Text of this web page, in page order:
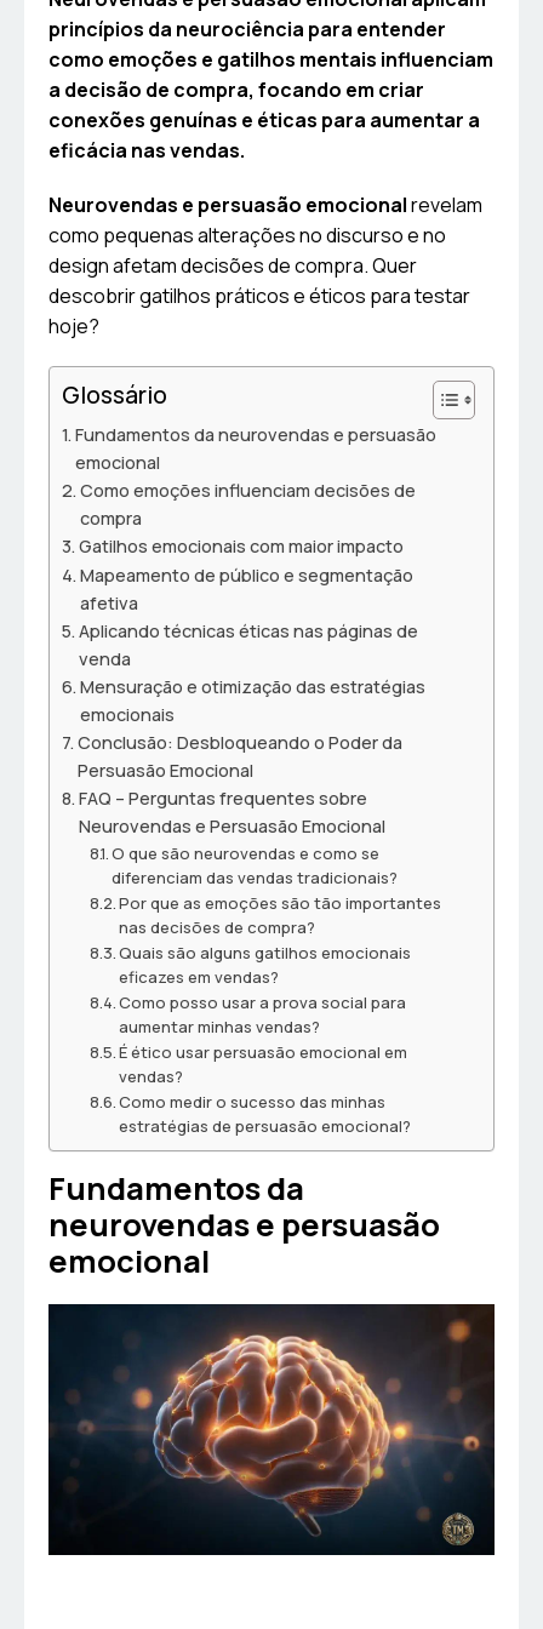
princípios da neurociência para entender
como emoções e gatilhos mentais influenciam
a decisão de compra, focando em criar
conexões genuínas e éticas para aumentar a
eficácia nas vendas.
Neurovendas e persuasão emocionalrevelam
como pequenas alterações no discurso e no
design afetam decisões de compra. Quer
descobrir gatilhos práticos e éticos para testar
hoje?
Glossário
Fundamentos da neurovendas e persuasão
emocional
Como emoções influenciam decisões de
compra
Gatilhos emocionais com maior impacto
Mapeamento de público e segmentação
afetiva
Aplicando técnicas éticas nas páginas de
venda
Mensuração e otimização das estratégias
emocionais
Conclusão: Desbloqueando o Poder da
Persuasão Emocional
FAQ – Perguntas frequentes sobre
Neurovendas e Persuasão Emocional
O que são neurovendas e como se
diferenciam das vendas tradicionais?
Por que as emoções são tão importantes
nas decisões de compra?
Quais são alguns gatilhos emocionais
eficazes em vendas?
Como posso usar a prova social para
aumentar minhas vendas?
É ético usar persuasão emocional em
vendas?
Como medir o sucesso das minhas
estratégias de persuasão emocional?
Fundamentos da
neurovendas e persuasão
emocional